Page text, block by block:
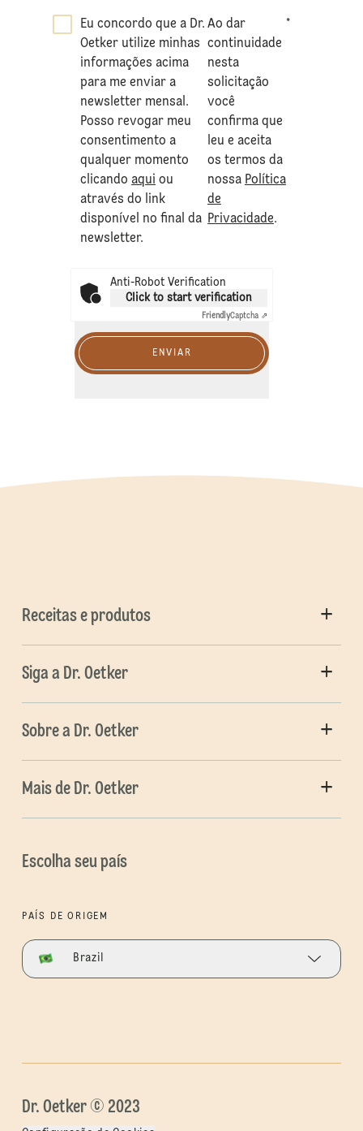
Eu concordo que a Dr.
Oetker utilize minhas
informações acima
para me enviar a
newsletter mensal.
Posso revogar meu
consentimento a
qualquer momento
clicando aqui ou
através do link
disponível no final da
newsletter.
Ao dar
continuidade
nesta
solicitação
você
confirma que
leu e aceita
os termos da
nossa Política
de
Privacidade.
*
Anti-Robot Verification
Click to start verification
FriendlyCaptcha ⇗
ENVIAR
Receitas e produtos
Siga a Dr. Oetker
Sobre a Dr. Oetker
Mais de Dr. Oetker
Escolha seu país
PAÍS DE ORIGEM
Brazil
Dr. Oetker © 2023